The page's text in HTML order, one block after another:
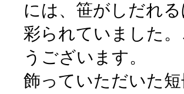
には、笹がしだれ
彩られていました
うございます。
飾っていただいた